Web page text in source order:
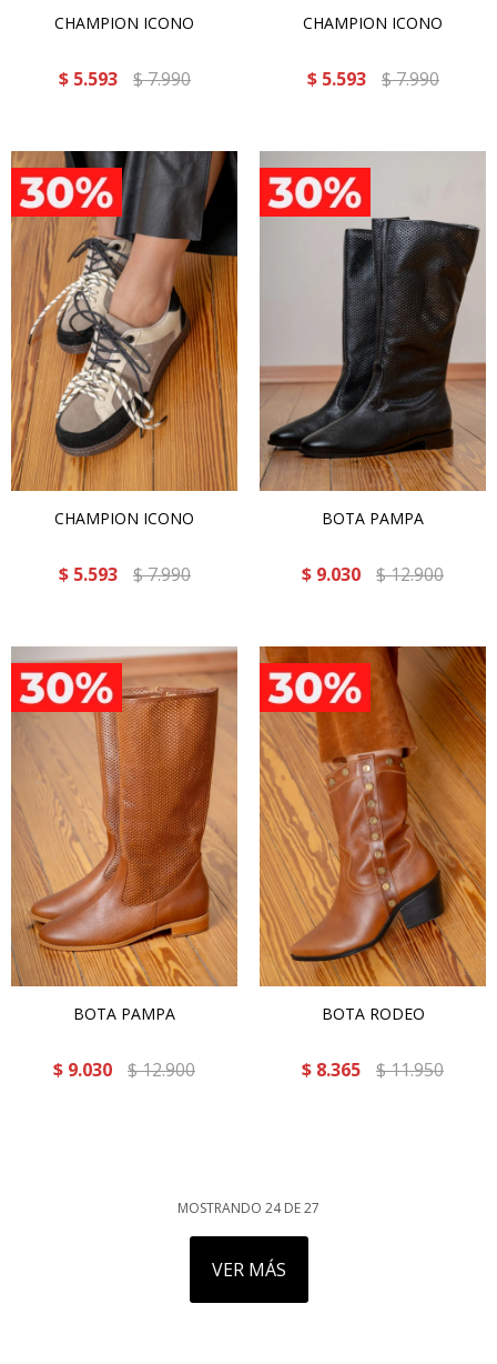
CHAMPION ICONO
$ 5.593 $7.990
CHAMPION ICONO
$ 5.593 $7.990
CHAMPION ICONO
$ 5.593 $7.990
BOTA PAMPA
$ 9.030 $12.900
BOTA PAMPA
$ 9.030 $12.900
BOTA RODEO
$ 8.365 $11.950
MOSTRANDO 24DE27
VER MÁS